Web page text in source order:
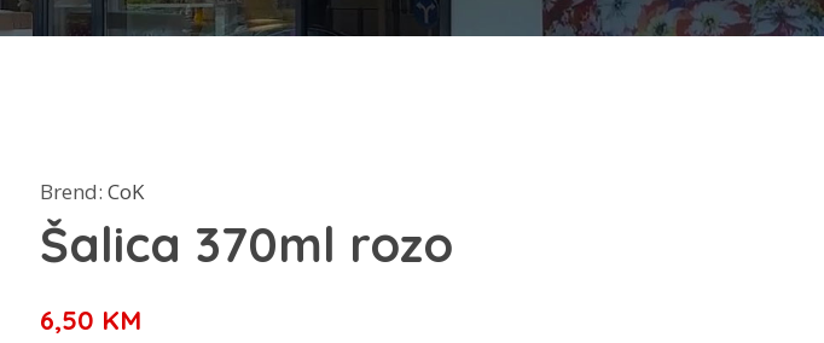
Brend: CoK
Šalica 370ml rozo
6,50 KM